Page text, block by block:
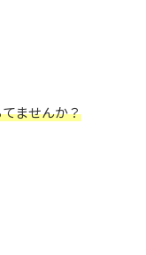
ませんか？